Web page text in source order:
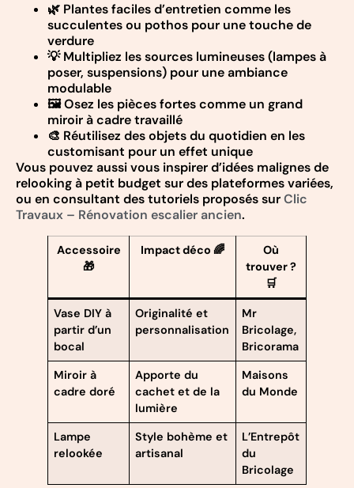
🌿 Plantes faciles d’entretien comme les
succulentes ou pothos pour une touche de
verdure
💡 Multipliez les sources lumineuses (lampes à
poser, suspensions) pour une ambiance
modulable
🖼️ Osez les pièces fortes comme un grand
miroir à cadre travaillé
🎨 Réutilisez des objets du quotidien en les
customisant pour un effet unique
Vous pouvez aussi vous inspirer d’idées malignes de
relooking à petit budget sur des plateformes variées,
ou en consultant des tutoriels proposés surClic
Travaux – Rénovation escalier ancien.
Accessoire
🎁
Impact déco 🌈
Où
trouver ?
🛒
Vase DIY à
partir d’un
bocal
Originalité et
personnalisation
Mr
Bricolage,
Bricorama
Miroir à
cadre doré
Apporte du
cachet et de la
lumière
Maisons
du Monde
Lampe
relookée
Style bohème et
artisanal
L’Entrepôt
du
Bricolage